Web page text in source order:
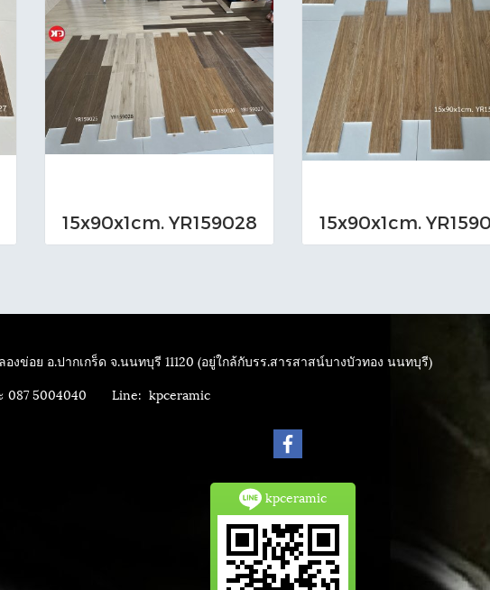
15x90x1cm. YR159028 15x90x1cm.
องข่อย อ.ปากเกร็ด จ.นนทบุรี 11120 (อยู่ใกล้กับรร.สารสาสน์บางบัวทอง นนทบุรี)
087 5004040 Line: kpceramic
kpceramic